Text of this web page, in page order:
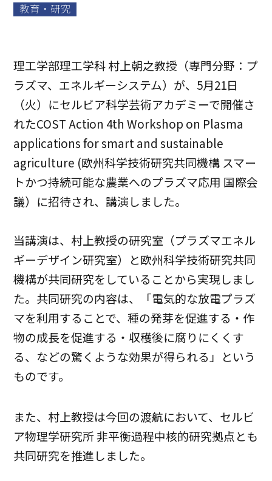
教育・研究
理工学部理工学科 村上朝之教授（専門分野：プ
ラズマ、エネルギーシステム）が、5月21日
（火）にセルビア科学芸術アカデミーで開催さ
れたCOST Action 4th Workshop on Plasma
applications for smart and sustainable
agriculture (欧州科学技術研究共同機構 スマー
トかつ持続可能な農業へのプラズマ応用 国際会
議）に招待され、講演しました。
当講演は、村上教授の研究室（プラズマエネル
ギーデザイン研究室）と欧州科学技術研究共同
機構が共同研究をしていることから実現しまし
た。共同研究の内容は、「電気的な放電プラズ
マを利用することで、種の発芽を促進する・作
物の成長を促進する・収穫後に腐りにくくす
る、などの驚くような効果が得られる」という
ものです。
また、村上教授は今回の渡航において、セルビ
ア物理学研究所 非平衡過程中核的研究拠点とも
共同研究を推進しました。